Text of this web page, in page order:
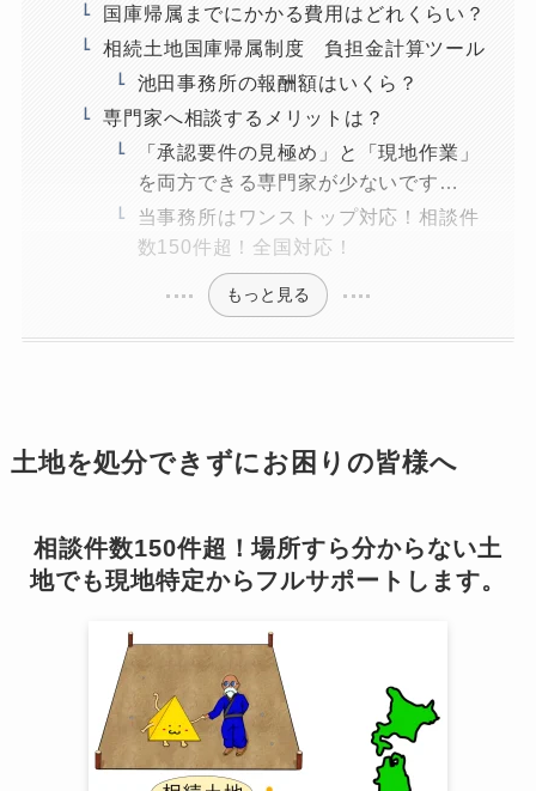
国庫帰属までにかかる費用はどれくらい？
相続土地国庫帰属制度 負担金計算ツール
池田事務所の報酬額はいくら？
専門家へ相談するメリットは？
「承認要件の見極め」と「現地作業」
を両方できる専門家が少ないです…
当事務所はワンストップ対応！相談件
数150件超！全国対応！
もっと見る
土地を処分できずにお困りの皆様へ
相談件数150件超！場所すら分からない土
地でも現地特定からフルサポートします。